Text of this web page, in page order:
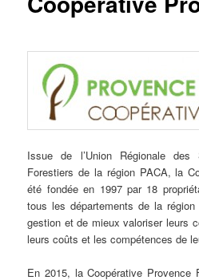
Issue de l’Union Régionale des
Forestiers de la région PACA, la
été fondée en 1997 par 18
tous les départements de la
gestion et de mieux valoriser leurs
leurs coûts et les compétences de
En 2015, la Coopérative